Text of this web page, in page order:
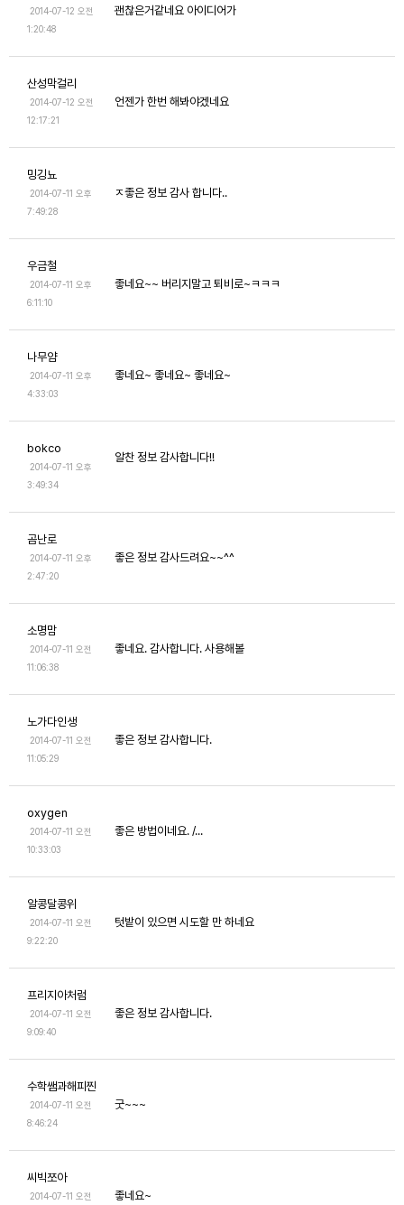
2014-07-12 오전
1:20:48
괜찮은거같네요 아이디어가
산성막걸리
2014-07-12 오전
12:17:21
언젠가 한번 해봐야겠네요
밍깅뇨
2014-07-11 오후
7:49:28
ㅈ좋은 정보 감사 합니다..
우금철
2014-07-11 오후
6:11:10
좋네요~~ 버리지말고 퇴비로~ㅋㅋㅋ
나무얌
2014-07-11 오후
4:33:03
좋네요~ 좋네요~ 좋네요~
bokco
2014-07-11 오후
3:49:34
알찬 정보 감사합니다!!
곰난로
2014-07-11 오후
2:47:20
좋은 정보 감사드려요~~^^
소명맘
2014-07-11 오전
11:06:38
좋네요. 감사합니다. 사용해볼
노가다인생
2014-07-11 오전
11:05:29
좋은 정보 감사합니다.
oxygen
2014-07-11 오전
10:33:03
좋은 방법이네요. /...
알콩달콩위
2014-07-11 오전
9:22:20
텃밭이 있으면 시도할 만 하네요
프리지아처럼
2014-07-11 오전
9:09:40
좋은 정보 감사합니다.
수학쌤과해피찐
2014-07-11 오전
8:46:24
굿~~~
씨빅쪼아
2014-07-11 오전 좋네요~